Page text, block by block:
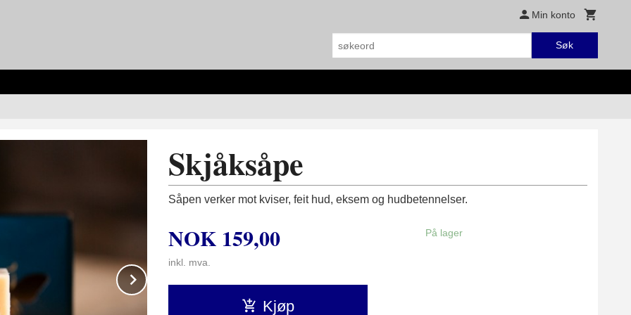
Min konto
Søk
Next
Skjåksåpe
Såpen verker mot kviser, feit hud, eksem og hudbetennelser.
NOK 159,00
inkl. mva.
På lager
Kjøp